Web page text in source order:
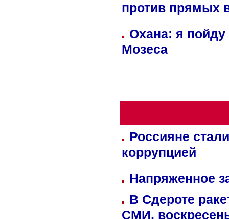
против прямых
Охана: я пойду
Мозеса
Россияне
коррупцией
Напряженное
В Сдероте